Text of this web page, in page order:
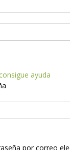
ayuda
por correo